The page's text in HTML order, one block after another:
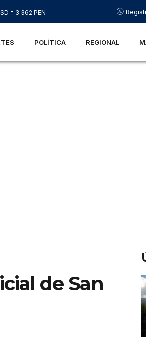
= 3.362 PEN
POLÍTICA REGIONAL
de San